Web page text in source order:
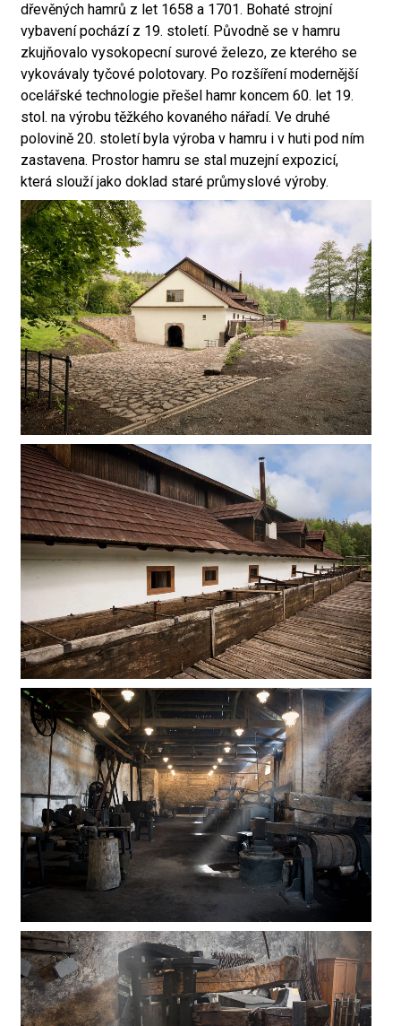
dřevěných hamrů z let 1658 a 1701. Bohaté strojní
vybavení pochází z 19. století. Původně se v hamru
zkujňovalo vysokopecní surové železo, ze kterého se
vykovávaly tyčové polotovary. Po rozšíření modernější
ocelářské technologie přešel hamr koncem 60. let 19.
stol. na výrobu těžkého kovaného nářadí. Ve druhé
polovině 20. století byla výroba v hamru i v huti pod ním
zastavena. Prostor hamru se stal muzejní expozicí,
která slouží jako doklad staré průmyslové výroby.